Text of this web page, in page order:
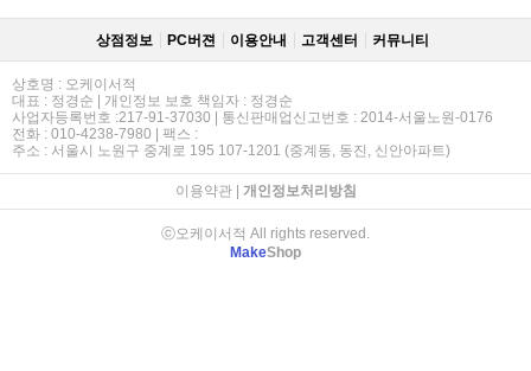
상점정보 PC버젼 이용안내 고객센터 커뮤니티
상호명 : 오케이서적
대표 : 정경순 | 개인정보 보호 책임자 : 정경순
사업자등록번호 :217-91-37030 | 통신판매업신고번호 : 2014-서울노원-0176
전화 : 010-4238-7980 | 팩스 :
주소 : 서울시 노원구 중계로 195 107-1201 (중계동, 동진, 신안아파트)
이용약관| 개인정보처리방침
ⓒ오케이서적 All rights reserved.
MakeShop